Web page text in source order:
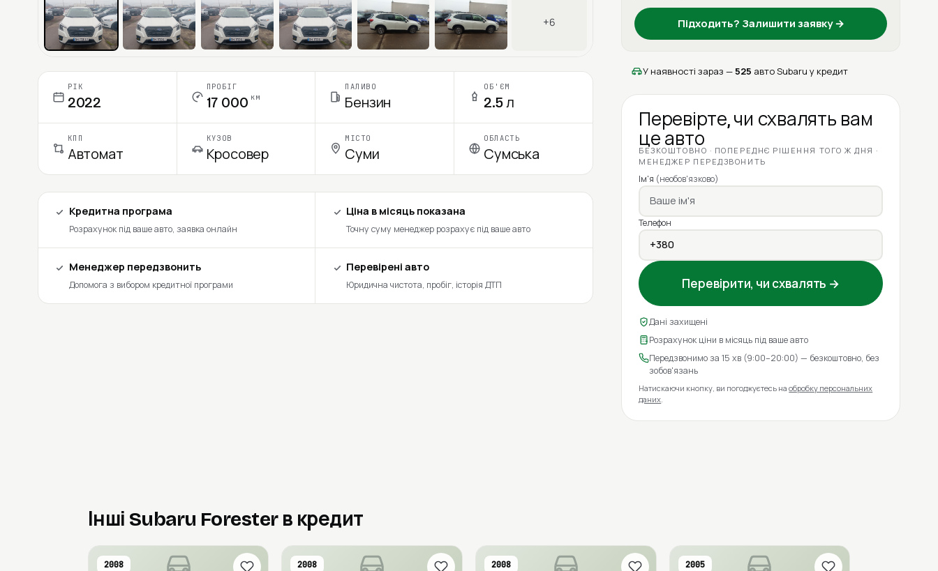
+6
РІК
2022
ПРОБІГ
17 000 км
ПАЛИВО
Бензин
ОБ'ЄМ
2.5 л
КПП
Автомат
КУЗОВ
Кросовер
МІСТО
Суми
ОБЛАСТЬ
Сумська
Кредитна програма
Розрахунок під ваше авто, заявка онлайн
Ціна в місяць показана
Точну суму менеджер розрахує під ваше авто
Менеджер передзвонить
Допомога з вибором кредитної програми
Перевірені авто
Юридична чистота, пробіг, історія ДТП
Підходить? Залишити заявку →
У наявності зараз —525 авто Subaru у кредит
Перевірте, чи схвалять вам
це авто
БЕЗКОШТОВНО · ПОПЕРЕДНЄ РІШЕННЯ ТОГО Ж ДНЯ ·
МЕНЕДЖЕР ПЕРЕДЗВОНИТЬ
Ім'я (необов'язково)
Телефон
Перевірити, чи схвалять →
Дані захищені
Розрахунок ціни в місяць під ваше авто
Передзвонимо за 15 хв (9:00–20:00) — безкоштовно, без
зобов'язань
Натискаючи кнопку, ви погоджуєтесь наобробку персональних
даних
Інші Subaru Forester в кредит
2008 2008 2008 2005